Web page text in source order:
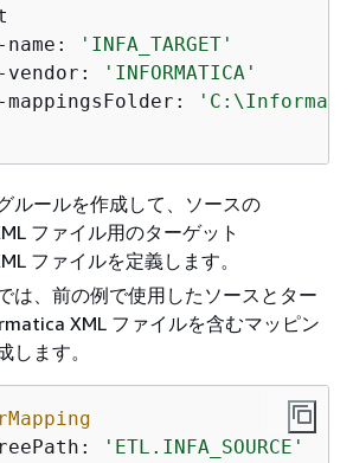
-name:
'INFA_TARGET'
-vendor:
'INFORMATICA'
-mappingsFolder:
ルールを作成して、ソースの
ファイル用のターゲット
ファイルを定義します。
は、前の例で使用したソースとター
XML ファイルを含むマッピン
します。
'ETL.INFA_SOURCE'